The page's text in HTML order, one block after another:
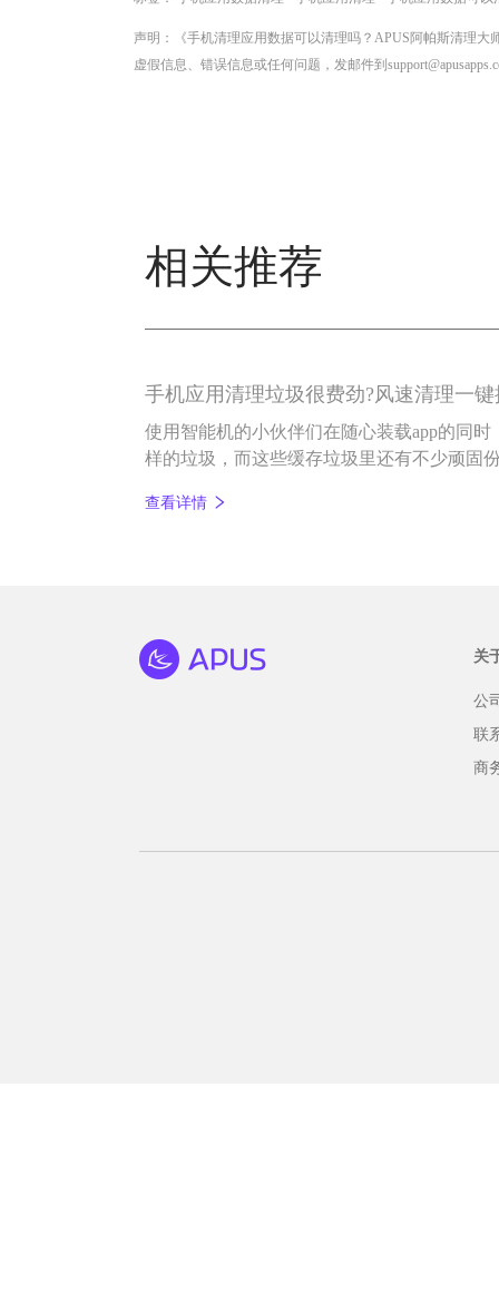
声明：《手机清理应用数据可以清理吗？APUS阿帕斯清理
虚假信息、错误信息或任何问题，发邮件到
相关推荐
手机应用清理垃圾很费劲?风速清理一
使用智能机的小伙伴们在随心装载app的同
样的垃圾，而这些缓存垃圾里还有不少顽固
查看详情
关
公
联
商